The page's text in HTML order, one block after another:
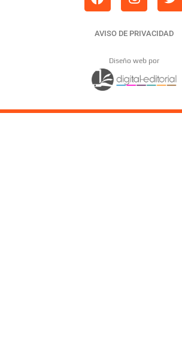
AVISO DE PRIVACIDAD
Diseño web por